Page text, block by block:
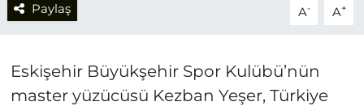
Paylaş A- A+
Eskişehir Büyükşehir Spor Kulübü’nün
master yüzücüsü Kezban Yeşer, Türkiye